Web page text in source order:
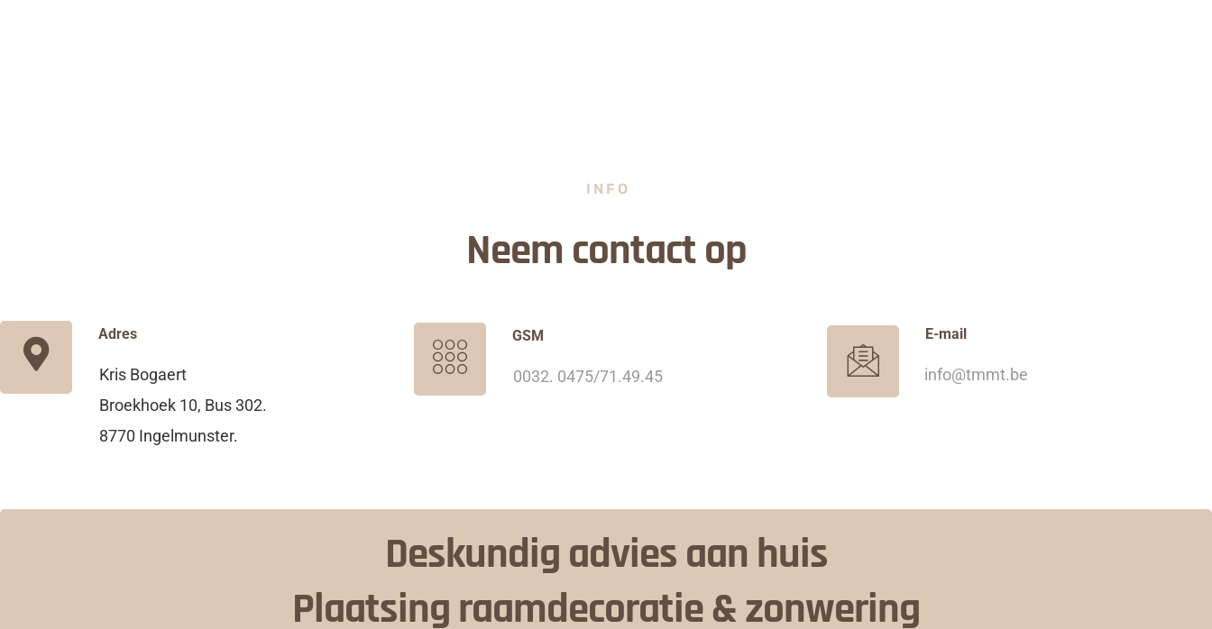
INFO
Neem contact op
Adres
Kris Bogaert
Broekhoek 10, Bus 302.
8770 Ingelmunster.
GSM
0032. 0475/71.49.45
E-mail
info@tmmt.be
Deskundig advies aan huis
Plaatsing raamdecoratie & zonwering